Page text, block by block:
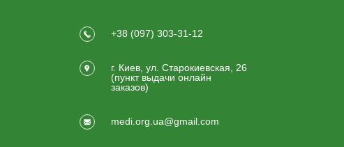
+38 (097) 303-31-12
г. Киев, ул. Старокиевская, 26
(пункт выдачи онлайн
заказов)
medi.org.ua@gmail.com